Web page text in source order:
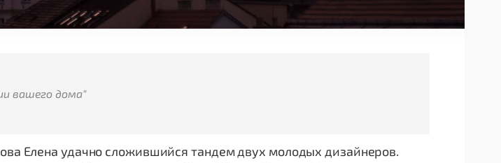
вашего дома"
Елена удачно сложившийся тандем двух молодых дизайнеров.